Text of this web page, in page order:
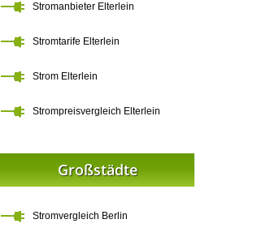
Stromanbieter Elterlein
Stromtarife Elterlein
Strom Elterlein
Strompreisvergleich Elterlein
Großstädte
Stromvergleich Berlin